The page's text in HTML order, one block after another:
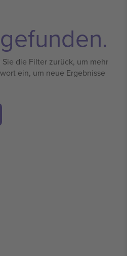
die Filter zurück, um mehr
ein, um neue Ergebnisse